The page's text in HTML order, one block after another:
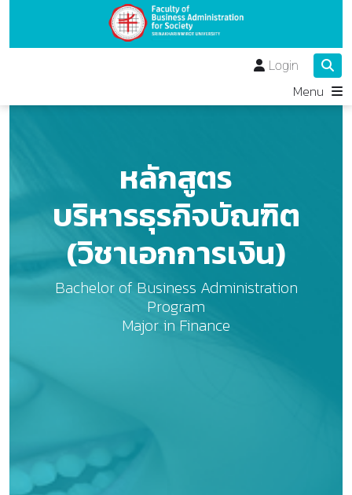
Login
Menu
หลักสูตร
บริหารธุรกิจบัณฑิต
(วิชาเอกการเงิน)
Bachelor of Business Administration
Program
Major in Finance